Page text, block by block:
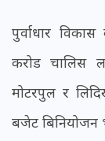
पुर्वाधार
करोड चालिस
मोटरपुल र
बजेट बिनियोजन